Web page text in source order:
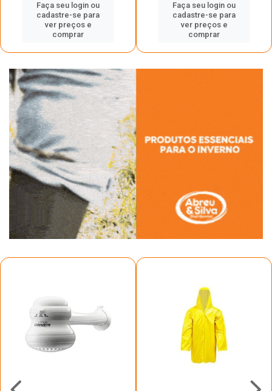
Faça seu login ou
cadastre-se para
ver preços e
comprar
Faça seu login ou
cadastre-se para
ver preços e
comprar